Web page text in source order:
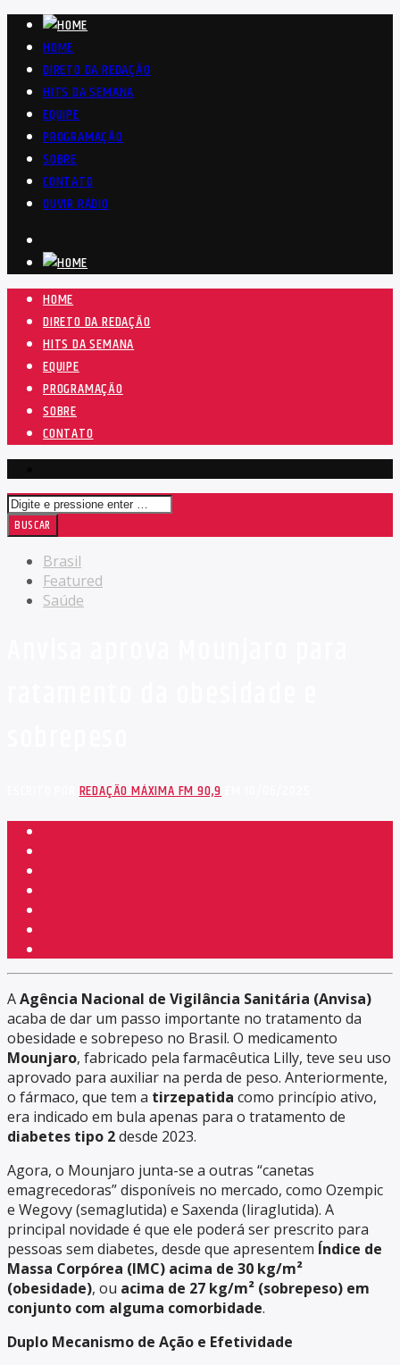
HOME
DIRETO DA REDAÇÃO
HITS DA SEMANA
EQUIPE
PROGRAMAÇÃO
SOBRE
CONTATO
OUVIR RÁDIO
HOME
DIRETO DA REDAÇÃO
HITS DA SEMANA
EQUIPE
PROGRAMAÇÃO
SOBRE
CONTATO
Brasil
Featured
Saúde
ESCRITO PORREDAÇÃO MÁXIMA FM 90,9EM 10/06/2025
AAgência Nacional de Vigilância Sanitária (Anvisa)
acaba de dar um passo importante no tratamento da
obesidade e sobrepeso no Brasil. O medicamento
Mounjaro, fabricado pela farmacêutica Lilly, teve seu uso
aprovado para auxiliar na perda de peso. Anteriormente,
o fármaco, que tem a tirzepatida como princípio ativo,
era indicado em bula apenas para o tratamento de
diabetes tipo 2desde 2023.
Agora, o Mounjaro junta-se a outras “canetas
emagrecedoras” disponíveis no mercado, como Ozempic
e Wegovy (semaglutida) e Saxenda (liraglutida). A
principal novidade é que ele poderá ser prescrito para
pessoas sem diabetes, desde que apresentem Índice de
Massa Corpórea (IMC) acima de 30 kg/m²
(obesidade), ou acima de 27 kg/m² (sobrepeso) em
conjunto com alguma comorbidade.
Duplo Mecanismo de Ação e Efetividade